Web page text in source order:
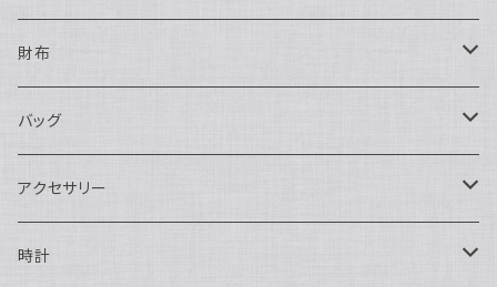
財布
長財布
二つ折り
バッグ
ショルダーバッグ・ボディバッグ
ハンドバッグ・ポーチ
アクセサリー
ネックレス
時計